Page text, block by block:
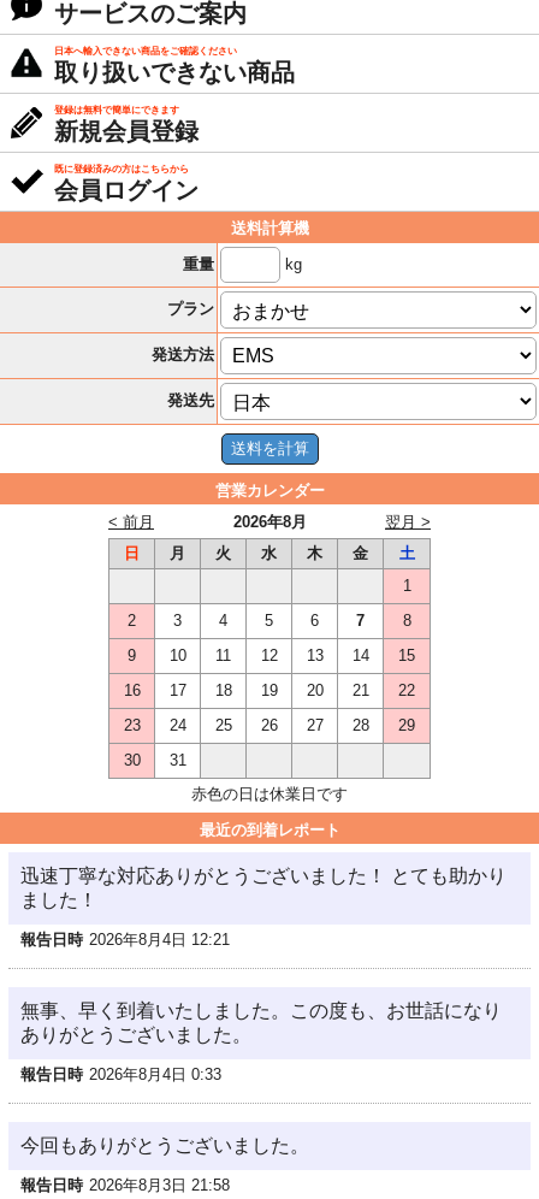
サービスのご案内
日本へ輸入できない商品をご確認ください
取り扱いできない商品
登録は無料で簡単にできます
新規会員登録
既に登録済みの方はこちらから
会員ログイン
送料計算機
重量
kg
プラン
発送方法
発送先
営業カレンダー
2026年8月
< 前月
翌月 >
日
月 火 水 木 金
土
1
2
3 4 5 6 7
8
9
10 11 12 13 14
15
16
17 18 19 20 21
22
23
24 25 26 27 28
29
30
31
赤色の日は休業日です
最近の到着レポート
迅速丁寧な対応ありがとうございました！ とても助かり
ました！
報告日時 2026年8月4日 12:21
無事、早く到着いたしました。この度も、お世話になり
ありがとうございました。
報告日時 2026年8月4日 0:33
今回もありがとうございました。
報告日時 2026年8月3日 21:58